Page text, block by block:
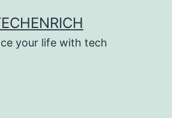
your life with tech